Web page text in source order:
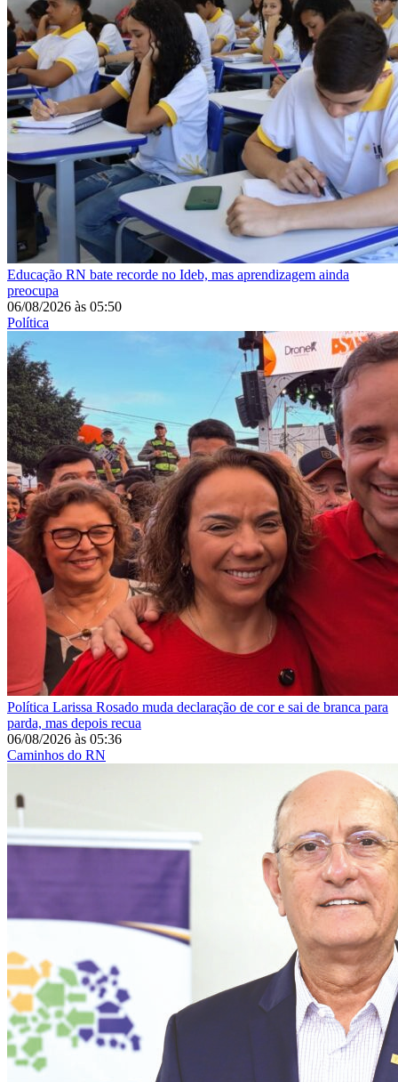
Educação RN bate recorde no Ideb, mas aprendizagem ainda
preocupa
06/08/2026 às 05:50
Política
Política Larissa Rosado muda declaração de cor e sai de branca para
parda, mas depois recua
06/08/2026 às 05:36
Caminhos do RN